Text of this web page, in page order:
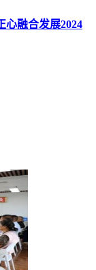
融合发展2024